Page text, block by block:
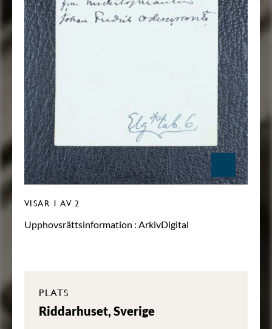
VISAR 1 AV 2
Upphovsrättsinformation : ArkivDigital
PLATS
Riddarhuset, Sverige